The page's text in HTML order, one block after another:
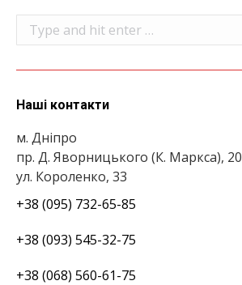
Search:
Наші контакти
м. Дніпро
пр. Д. Яворницького (К. Маркса), 20
ул. Короленко, 33
+38 (095) 732-65-85
+38 (093) 545-32-75
+38 (068) 560-61-75